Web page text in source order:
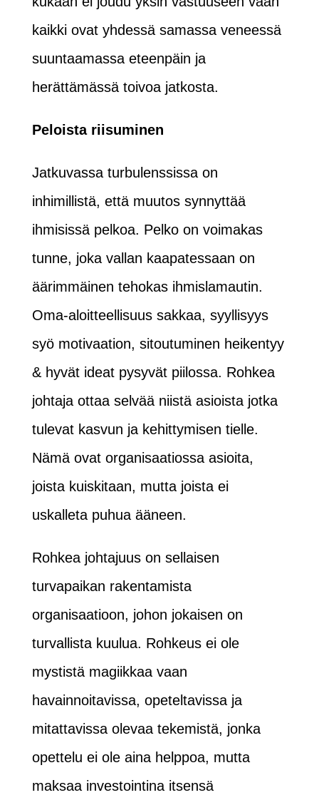
kaikki ovat yhdessä samassa veneessä
suuntaamassa eteenpäin ja
herättämässä toivoa jatkosta.
Peloista riisuminen
Jatkuvassa turbulenssissa on
inhimillistä, että muutos synnyttää
ihmisissä pelkoa. Pelko on voimakas
tunne, joka vallan kaapatessaan on
äärimmäinen tehokas ihmislamautin.
Oma-aloitteellisuus sakkaa, syyllisyys
syö motivaation, sitoutuminen heikentyy
& hyvät ideat pysyvät piilossa. Rohkea
johtaja ottaa selvää niistä asioista jotka
tulevat kasvun ja kehittymisen tielle.
Nämä ovat organisaatiossa asioita,
joista kuiskitaan, mutta joista ei
uskalleta puhua ääneen.
Rohkea johtajuus on sellaisen
turvapaikan rakentamista
organisaatioon, johon jokaisen on
turvallista kuulua. Rohkeus ei ole
mystistä magiikkaa vaan
havainnoitavissa, opeteltavissa ja
mitattavissa olevaa tekemistä, jonka
opettelu ei ole aina helppoa, mutta
maksaa investointina itsensä